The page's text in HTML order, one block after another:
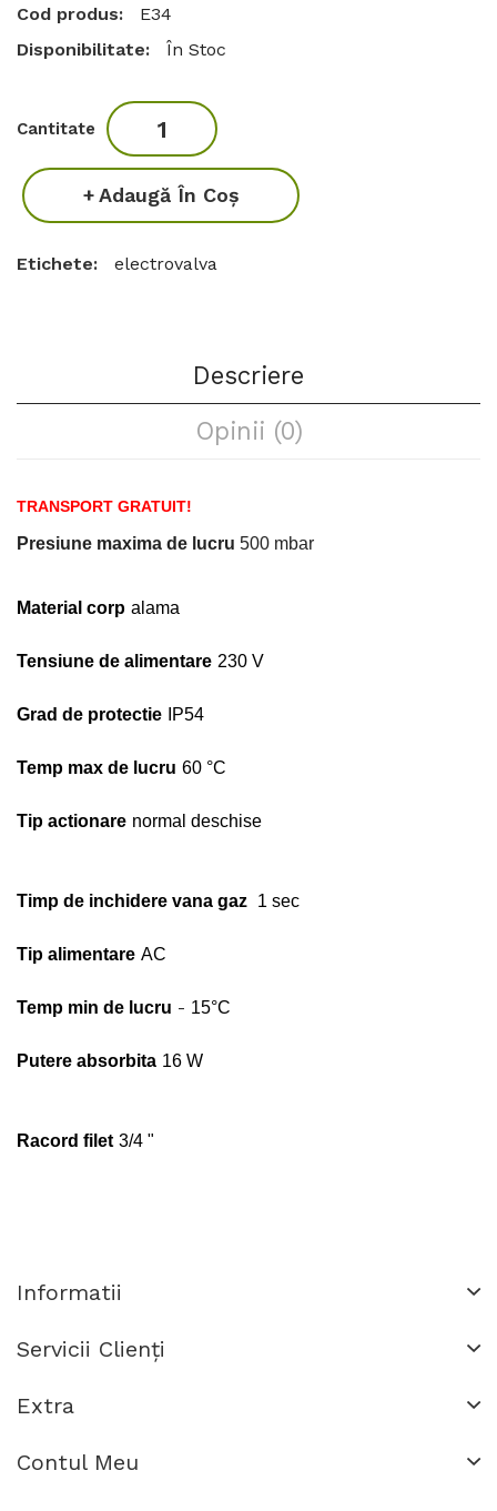
Cod produs:
E34
Disponibilitate:
În Stoc
Cantitate
Adaugă În Coş
Etichete: electrovalva
Descriere
Opinii (0)
TRANSPORT GRATUIT!
Presiune maxima de lucru 500 mbar
Material corp alama
Tensiune de alimentare 230 V
Grad de protectie IP54
Temp max de lucru 60 °C
Tip actionare normal deschise
Timp de inchidere vana gaz 1 sec
Tip alimentare AC
Temp min de lucru - 15°C
Putere absorbita 16 W
Racord filet 3/4 "
Informatii
Servicii Clienţi
Extra
Contul Meu